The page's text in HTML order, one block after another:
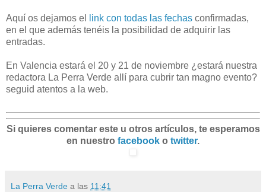
Aquí os dejamos el link con todas las fechas confirmadas,
en el que además tenéis la posibilidad de adquirir las
entradas.
En Valencia estará el 20 y 21 de noviembre ¿estará nuestra
redactora La Perra Verde allí para cubrir tan magno evento?
seguid atentos a la web.
Si quieres comentar este u otros artículos, te esperamos
en nuestro facebook o twitter.
La Perra Verde a las 11:41